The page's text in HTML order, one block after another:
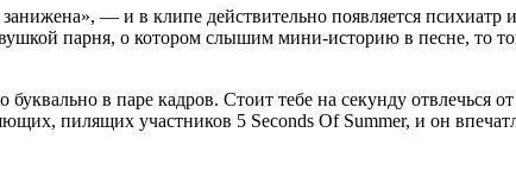
— и в клипе действительно появляется психиатр
парня, о котором слышим мини-историю в песне, то
в паре кадров. Стоит тебе на секунду отвлечься
пилящих участников 5 Seconds Of Summer, и он